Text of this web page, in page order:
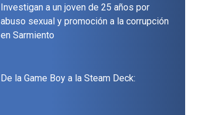
Investigan a un joven de 25 años por
abuso sexual y promoción a la corrupción
en Sarmiento
De la Game Boy a la Steam Deck: